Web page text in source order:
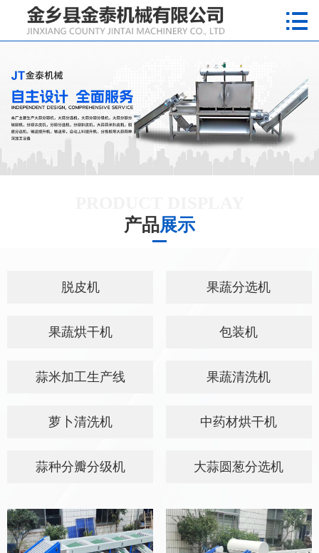

产品展示
新闻动态
视频专区

产品展示
脱皮机 果蔬分选机
果蔬烘干机 包装机
蒜米加工生产线 果蔬清洗机
萝卜清洗机 中药材烘干机
蒜种分瓣分级机 大蒜圆葱分选机